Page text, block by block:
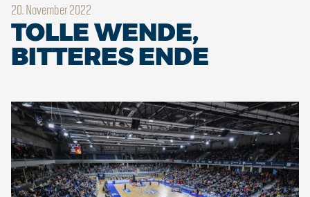
20. November 2022
TOLLE WENDE,
BITTERES ENDE